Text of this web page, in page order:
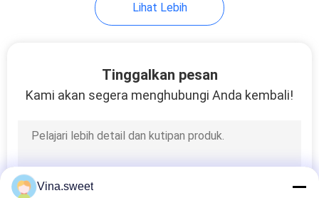
Suku Cadang Rem
Hino
Lihat Lebih
Tinggalkan pesan
Kami akan segera menghubungi Anda kembali!
Vina.sweet